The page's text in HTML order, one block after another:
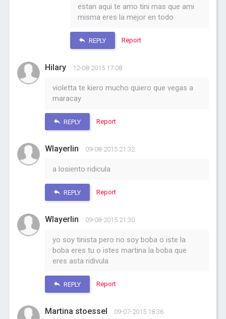
estan aqui te amo tini mas que ami
misma eres la mejor en todo
REPLY Report
Hilary 12-08-2015 17:08
violetta te kiero mucho quiero que vegas a
maracay
REPLY Report
Wlayerlin 09-08-2015 21:32
a losiento ridicula
REPLY Report
Wlayerlin 09-08-2015 21:30
yo soy tinista pero no soy boba o iste la
boba eres tu o istes martina la boba que
eres asta ridivula
REPLY Report
Martina stoessel 09-07-2015 18:36